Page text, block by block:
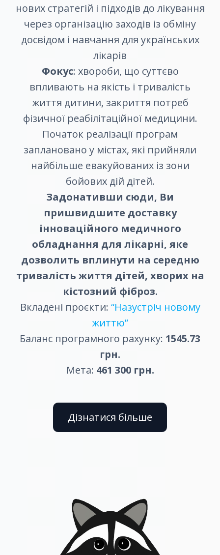
нових стратегій і підходів до лікування
через організацію заходів із обміну
досвідом і навчання для українських
лікарів
Фокус: хвороби, що суттєво
впливають на якість і тривалість
життя дитини, закриття потреб
фізичної реабілітаційної медицини.
Початок реалізації програм
заплановано у містах, які прийняли
найбільше евакуйованих із зони
бойових дій дітей.
Задонативши сюди, Ви
пришвидшите доставку
інноваційного медичного
обладнання для лікарні, яке
дозволить вплинути на середню
тривалість життя дітей, хворих на
кістозний фіброз.
Вкладені проєкти: “Назустріч новому
життю”
Баланс програмного рахунку: 1545.73
грн.
Мета: 461 300 грн.
Дізнатися більше